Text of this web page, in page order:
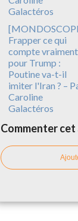
Frapper ce qui
compte vraiment
pour Trump :
Poutine va-t-il
imiter l'Iran ? –
Caroline
Galactéros
Commenter